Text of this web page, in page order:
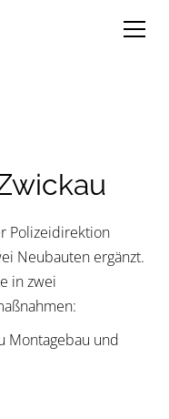
Polizeidirektion
Neubauten ergänzt.
in zwei
Montagebau und